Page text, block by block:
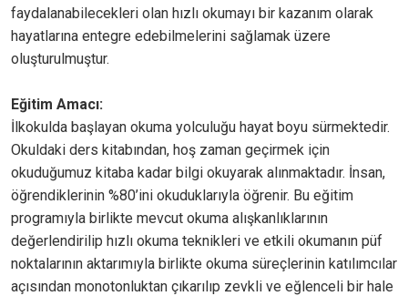
faydalanabilecekleri olan hızlı okumayı bir kazanım olarak
hayatlarına entegre edebilmelerini sağlamak üzere
oluşturulmuştur.
Eğitim Amacı:
İlkokulda başlayan okuma yolculuğu hayat boyu sürmektedir.
Okuldaki ders kitabından, hoş zaman geçirmek için
okuduğumuz kitaba kadar bilgi okuyarak alınmaktadır. İnsan,
öğrendiklerinin %80’ini okuduklarıyla öğrenir. Bu eğitim
programıyla birlikte mevcut okuma alışkanlıklarının
değerlendirilip hızlı okuma teknikleri ve etkili okumanın püf
noktalarının aktarımıyla birlikte okuma süreçlerinin katılımcılar
açısından monotonluktan çıkarılıp zevkli ve eğlenceli bir hale